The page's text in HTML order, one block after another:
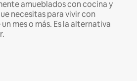
amueblados con cocina y
necesitas para vivir con
mes o más. Es la alternativa